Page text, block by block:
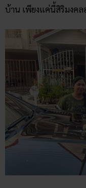
บ้าน เพียงแค่นี้สิริมงค